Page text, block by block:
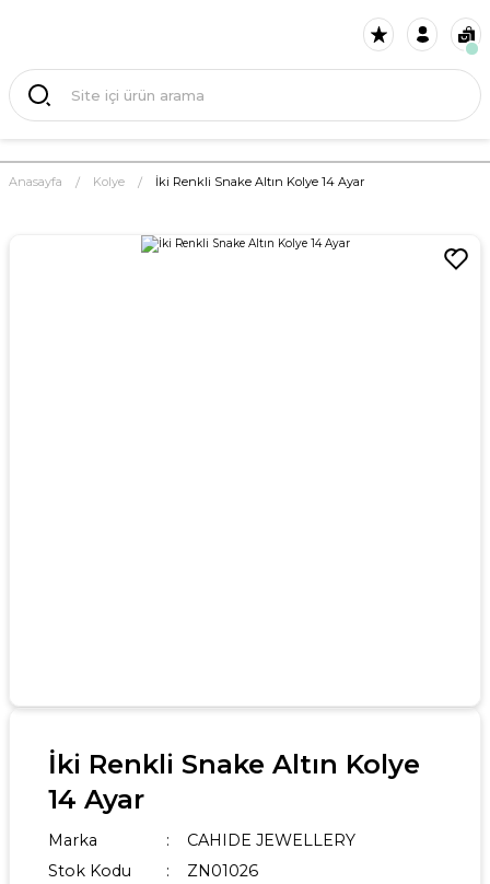
Anasayfa Kolye İki Renkli Snake Altın Kolye 14 Ayar
İki Renkli Snake Altın Kolye
14 Ayar
Marka
CAHIDE JEWELLERY
Stok Kodu
ZN01026